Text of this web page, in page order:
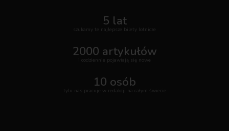
5 lat
szukamy te najlepsze bilety lotnicze
2000 artykułów
i codziennie pojawiają się nowe
10 osób
tylu nas pracuje w redakcji na całym świecie